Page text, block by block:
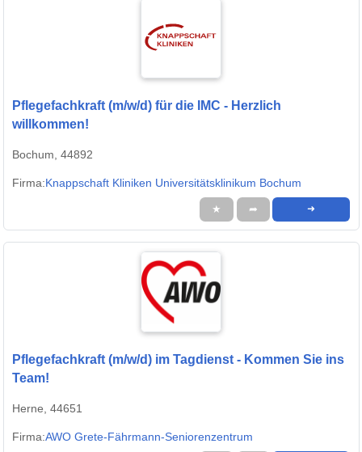
Pflegefachkraft (m/w/d) für die IMC - Herzlich
willkommen!
Bochum, 44892
Firma:Knappschaft Kliniken Universitätsklinikum Bochum
★ ➦ ➜
Pflegefachkraft (m/w/d) im Tagdienst - Kommen Sie ins
Team!
Herne, 44651
Firma:AWO Grete-Fährmann-Seniorenzentrum